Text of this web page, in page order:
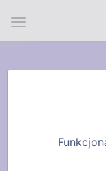
Menu